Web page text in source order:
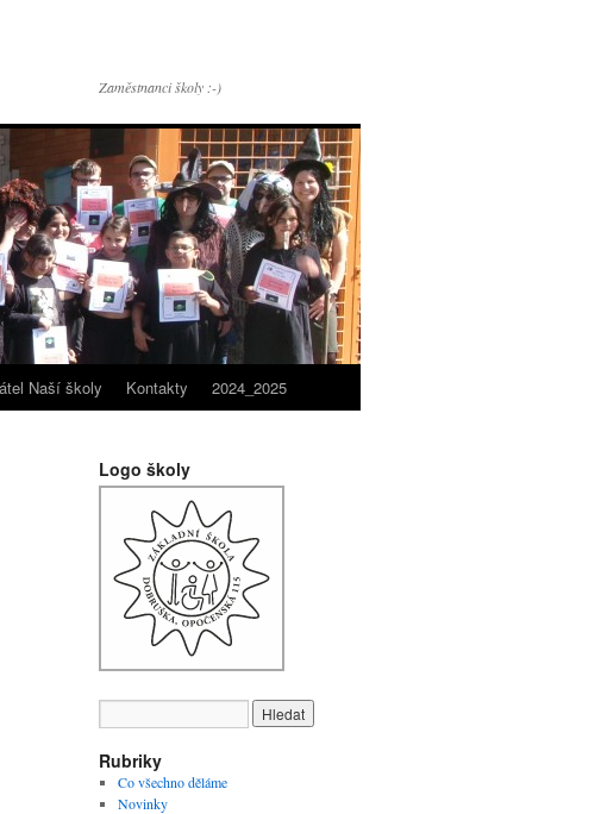
Zaměstnanci školy :-)
Naší školy Kontakty 2024_2025
Logo školy
Rubriky
Co všechno děláme
Novinky